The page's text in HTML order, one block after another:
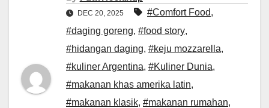
DEC 20, 2025 #Comfort Food,
#daging goreng, #food story,
#hidangan daging, #keju mozzarella,
#kuliner Argentina, #Kuliner Dunia,
#makanan khas amerika latin,
#makanan klasik, #makanan rumahan,